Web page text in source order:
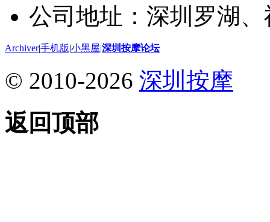
公司地址：深圳罗湖
Archiver|手机版|小黑屋|深圳按摩论坛
© 2010-2026 深圳按摩
返回顶部